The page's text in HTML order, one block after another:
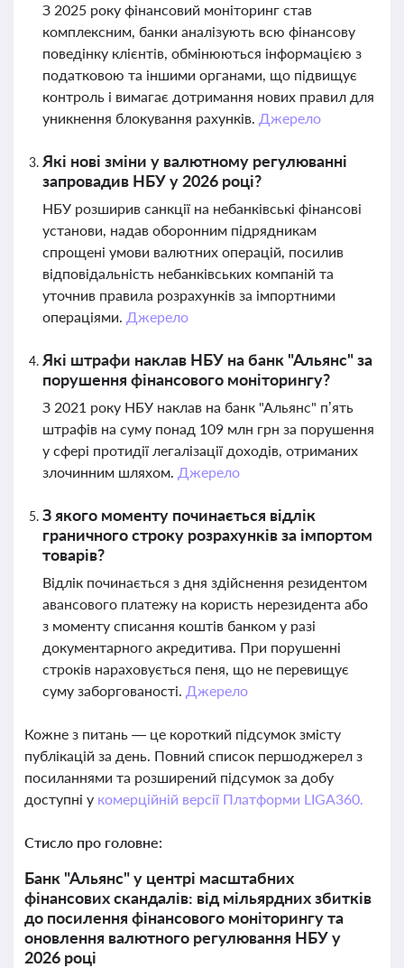
З 2025 року фінансовий моніторинг став
комплексним, банки аналізують всю фінансову
поведінку клієнтів, обмінюються інформацією з
податковою та іншими органами, що підвищує
контроль і вимагає дотримання нових правил для
уникнення блокування рахунків. Джерело
Які нові зміни у валютному регулюванні
запровадив НБУ у 2026 році?
НБУ розширив санкції на небанківські фінансові
установи, надав оборонним підрядникам
спрощені умови валютних операцій, посилив
відповідальність небанківських компаній та
уточнив правила розрахунків за імпортними
операціями. Джерело
Які штрафи наклав НБУ на банк "Альянс" за
порушення фінансового моніторингу?
З 2021 року НБУ наклав на банк "Альянс" п’ять
штрафів на суму понад 109 млн грн за порушення
у сфері протидії легалізації доходів, отриманих
злочинним шляхом. Джерело
З якого моменту починається відлік
граничного строку розрахунків за імпортом
товарів?
Відлік починається з дня здійснення резидентом
авансового платежу на користь нерезидента або
з моменту списання коштів банком у разі
документарного акредитива. При порушенні
строків нараховується пеня, що не перевищує
суму заборгованості. Джерело
Кожне з питань — це короткий підсумок змісту
публікацій за день. Повний список першоджерел з
посиланнями та розширений підсумок за добу
доступні у комерційній версії Платформи LIGA360.
Стисло про головне:
Банк "Альянс" у центрі масштабних
фінансових скандалів: від мільярдних збитків
до посилення фінансового моніторингу та
оновлення валютного регулювання НБУ у
2026 році